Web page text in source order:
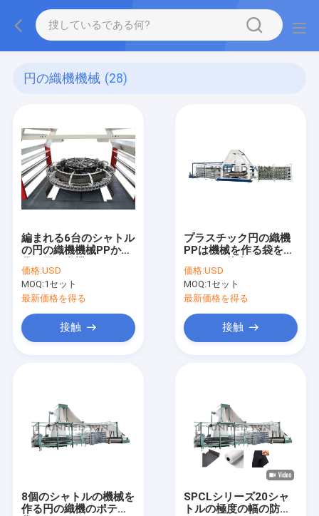
円の織機機械 (28)
編まれる6台のシャトル
の円の織機機械PPか網
価格:USD
MOQ:1セット
最新価格を得る
接触
プラスチック円の織機
PPは機械を作る袋をセ
価格:USD
MOQ:1セット
最新価格を得る
接触
8個のシャトルの機械を
作る円の織機のポテト
SPCLシリーズ20シャ
トルの極度の幅の防水